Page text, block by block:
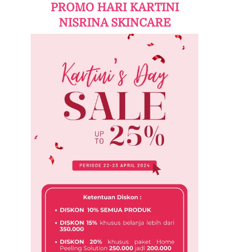
PROMO HARI KARTINI
NISRINA SKINCARE